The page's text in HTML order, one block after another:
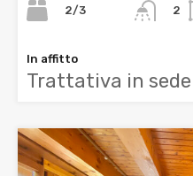
2/3
2
In affitto
Trattativa in sede